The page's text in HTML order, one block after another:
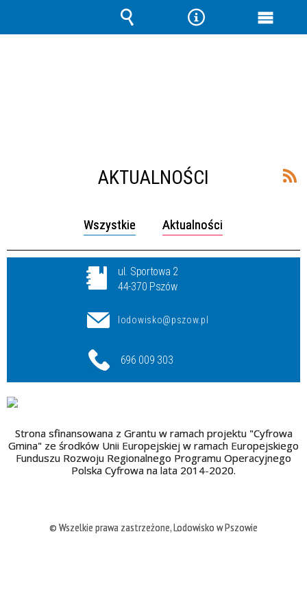
AKTUALNOŚCI
Wszystkie Aktualności
ul. Sportowa 2
44-370 Pszów
lodowisko@pszow.pl
696 009 303
Strona sfinansowana z Grantu w ramach projektu "Cyfrowa
Gmina" ze środków Unii Europejskiej w ramach Europejskiego
Funduszu Rozwoju Regionalnego Programu Operacyjnego
Polska Cyfrowa na lata 2014-2020.
© Wszelkie prawa zastrzeżone, Lodowisko w Pszowie
WyszukiwarkaNarzędziaMenu